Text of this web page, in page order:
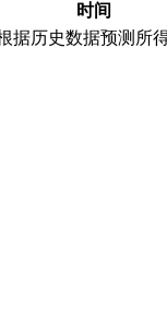
时间
据历史数据预测所